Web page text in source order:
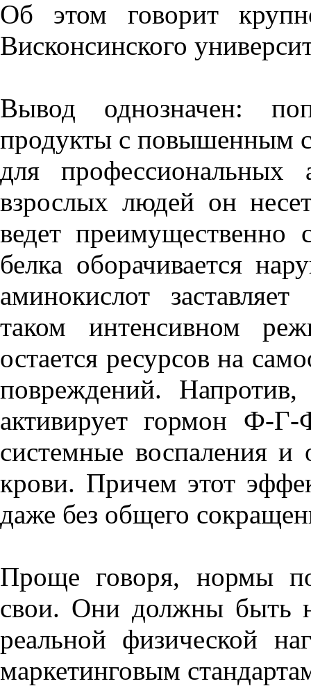
Об этом говорит
Висконсинского
Вывод однозначен:
продукты с повышенным
для профессиональных
взрослых людей он
ведет преимущественно
белка оборачивается
аминокислот
таком интенсивном
остается ресурсов на
повреждений. Напротив,
активирует гормон Ф-
системные воспаления и
крови. Причем этот
даже без общего
Проще говоря, нормы
свои. Они должны быть
реальной физической
маркетинговым